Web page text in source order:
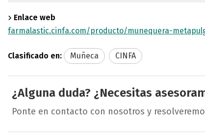
Enlace web
farmalastic.cinfa.com/producto/munequera-
Clasificado en: Muñeca CINFA
¿Alguna duda? ¿Necesitas
Ponte en contacto con nosotros y